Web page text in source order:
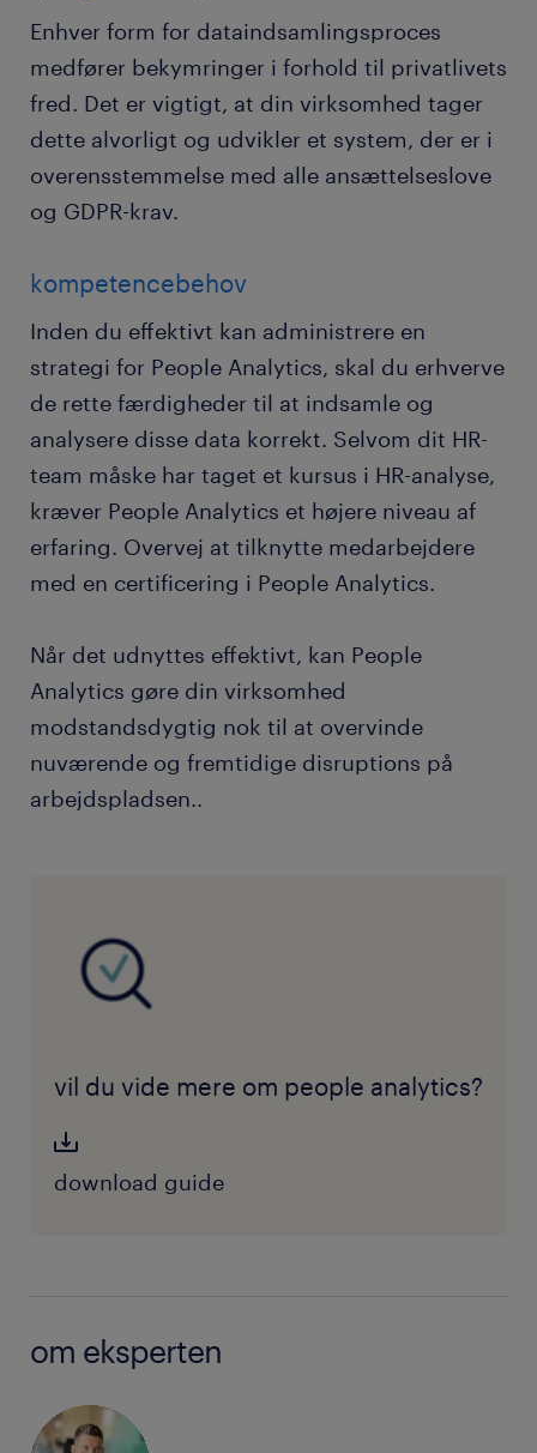
Enhver form for dataindsamlingsproces
medfører bekymringer i forhold til privatlivets
fred. Det er vigtigt, at din virksomhed tager
dette alvorligt og udvikler et system, der er i
overensstemmelse med alle ansættelseslove
og GDPR-krav.
kompetencebehov
Inden du effektivt kan administrere en
strategi for People Analytics, skal du erhverve
de rette færdigheder til at indsamle og
analysere disse data korrekt. Selvom dit HR-
team måske har taget et kursus i HR-analyse,
kræver People Analytics et højere niveau af
erfaring. Overvej at tilknytte medarbejdere
med en certificering i People Analytics.
Når det udnyttes effektivt, kan People
Analytics gøre din virksomhed
modstandsdygtig nok til at overvinde
nuværende og fremtidige disruptions på
arbejdspladsen..
vil du vide mere om people analytics?
download guide
om eksperten